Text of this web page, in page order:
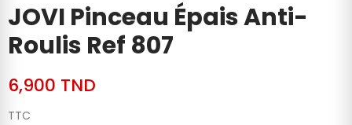
JOVI Pinceau Épais Anti-
Roulis Ref 807
6,900 TND
TTC